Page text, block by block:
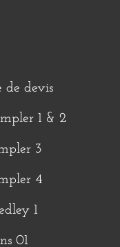
de devis
1 & 2
3
4
1
01